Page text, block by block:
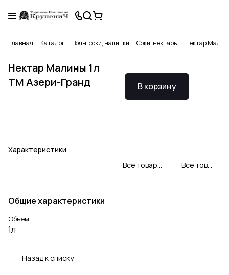
Главная Каталог Воды, соки, напитки Соки, нектары Нектар
Нектар Малины 1л
ТМ Азери-Гранд
Характеристики
В корзину
Все товары ЗАО БакуКонсерв Все товары категории
Общие характеристики
Объем
1л
Назад к списку